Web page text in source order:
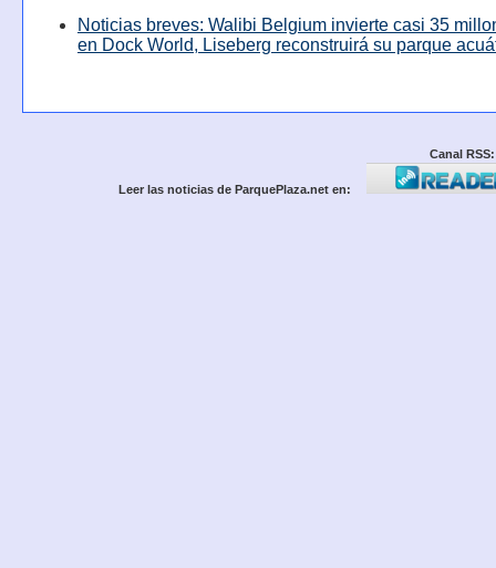
Noticias breves: Walibi Belgium invierte casi 35
en Dock World, Liseberg reconstruirá su parque
Canal RSS:
Leer las noticias de ParquePlaza.net en: